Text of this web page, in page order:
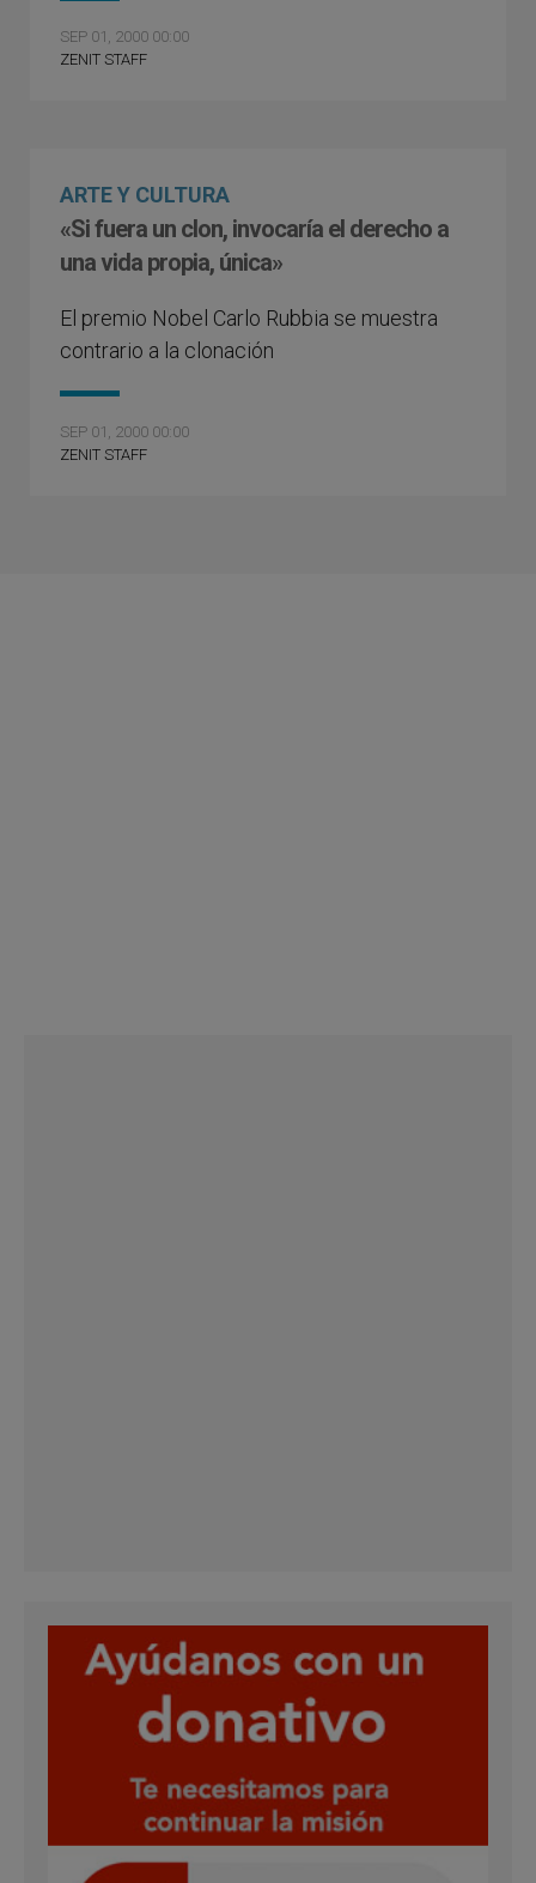
SEP 01, 2000 00:00
ZENIT STAFF
ARTE Y CULTURA
«Si fuera un clon, invocaría el derecho a
una vida propia, única»
El premio Nobel Carlo Rubbia se muestra
contrario a la clonación
SEP 01, 2000 00:00
ZENIT STAFF